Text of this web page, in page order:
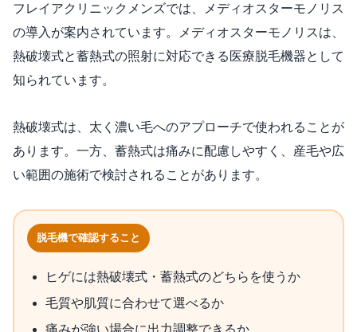
フレイアクリニックメンズでは、メディオスターモノリス
の導入が案内されています。メディオスターモノリスは、
熱破壊式と蓄熱式の照射に対応できる医療脱毛機器として
知られています。
熱破壊式は、太く濃い毛へのアプローチで使われることが
あります。一方、蓄熱式は痛みに配慮しやすく、産毛や広
い範囲の施術で検討されることがあります。
脱毛機で確認すること
ヒゲには熱破壊式・蓄熱式のどちらを使うか
毛質や肌質に合わせて選べるか
痛みが強い場合に出力調整できるか